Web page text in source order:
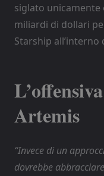
siglato unicamente
miliardi di dollari
Starship
Artemis
“Invece di un
dovrebbe